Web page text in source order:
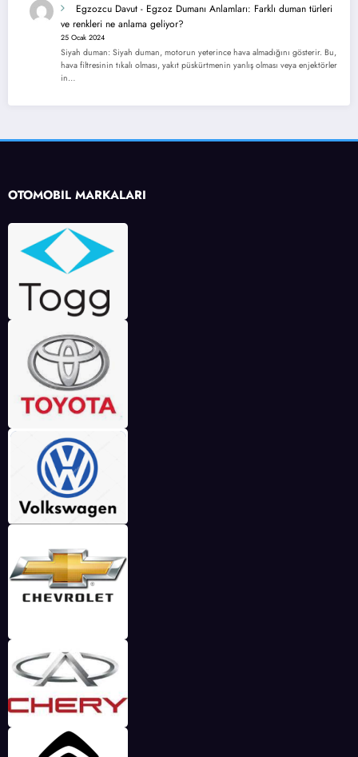
Egzozcu Davut - Egzoz Dumanı Anlamları: Farklı duman türleri
ve renkleri ne anlama geliyor?
25 Ocak 2024
Siyah duman: Siyah duman, motorun yeterince hava almadığını gösterir. Bu,
hava filtresinin tıkalı olması, yakıt püskürtmenin yanlış olması veya enjektörler
in…
OTOMOBİL MARKALARI